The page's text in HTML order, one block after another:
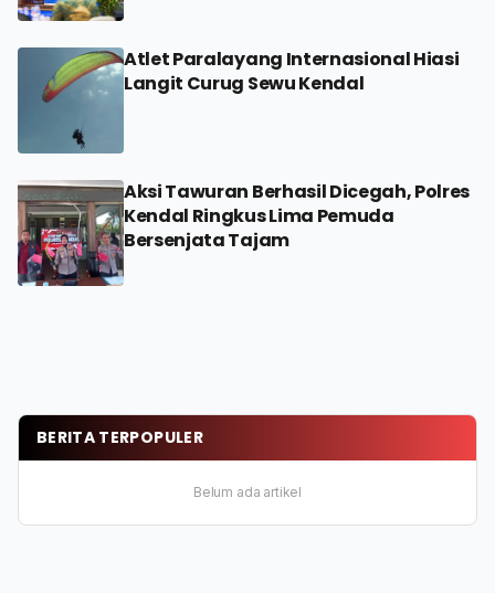
Atlet Paralayang Internasional Hiasi
Langit Curug Sewu Kendal
Aksi Tawuran Berhasil Dicegah, Polres
Kendal Ringkus Lima Pemuda
Bersenjata Tajam
BERITA TERPOPULER
Belum ada artikel